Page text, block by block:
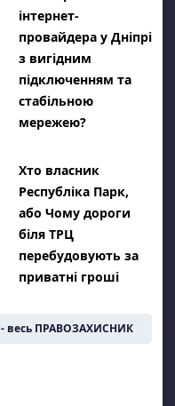
інтернет-
провайдера у Дніпрі
з вигідним
підключенням та
стабільною
мережею?
Хто власник
Республіка Парк,
або Чому дороги
біля ТРЦ
перебудовують за
приватні гроші
- весь ПРАВОЗАХИСНИК